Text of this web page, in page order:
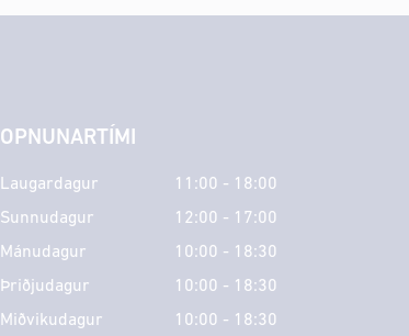
OPNUNARTÍMI
Laugardagur
11:00 - 18:00
Sunnudagur
12:00 - 17:00
Mánudagur
10:00 - 18:30
Þriðjudagur
10:00 - 18:30
Miðvikudagur
10:00 - 18:30